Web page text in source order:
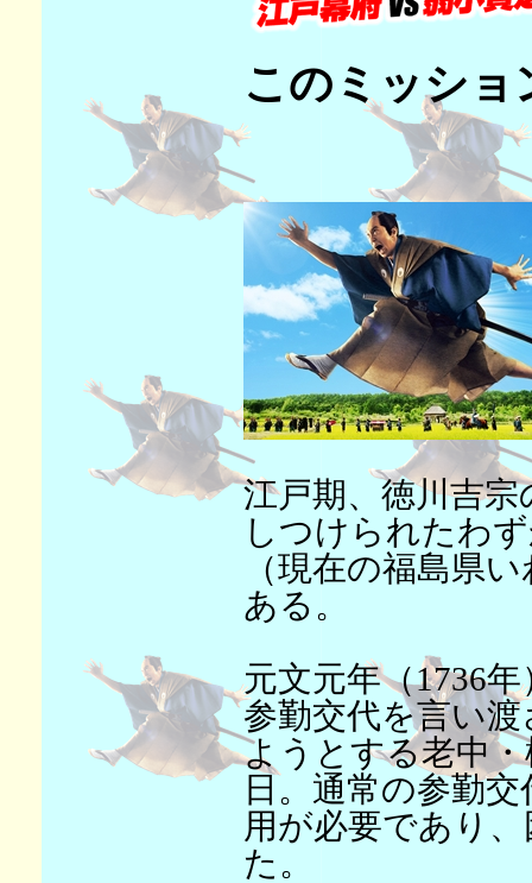
このミッショ
江戸期、徳川吉
しつけられたわ
（現在の福島県
ある。
元文元年（1736
参勤交代を言い
ようとする老中
日。通常の参勤
用が必要であり
た。